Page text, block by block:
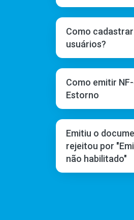
Como
usuários?
Como emitir
Estorno
Emitiu o
rejeitou por
não habilitado"